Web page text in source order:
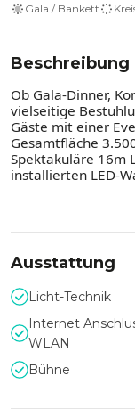
Gala / Bankett
Beschreibung
Ob Gala-Dinner,
vielseitige
Gäste mit einer
Gesamtfläche
Spektakuläre 16m
installierten LED-
Ausstattung
Licht-Technik
Internet
WLAN
Bühne